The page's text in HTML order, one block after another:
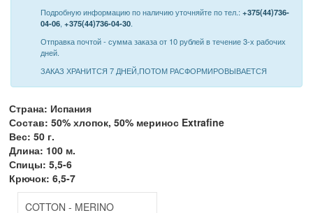
Подробную информацию по наличию уточняйте по тел.: +375(44)736-
04-06, +375(44)736-04-30.
Отправка почтой - сумма заказа от 10 рублей в течение 3-х рабочих
дней.
ЗАКАЗ ХРАНИТСЯ 7 ДНЕЙ,ПОТОМ РАСФОРМИРОВЫВАЕТСЯ
Страна: Испания
Состав: 50% хлопок, 50% меринос Extrafine
Вес: 50 г.
Длина: 100 м.
Спицы: 5,5-6
Крючок: 6,5-7
COTTON - MERINO